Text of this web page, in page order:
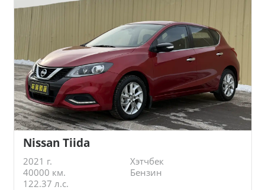
Nissan Tiida
2021 г.
Хэтчбек
40000 км.
Бензин
122.37 л.с.